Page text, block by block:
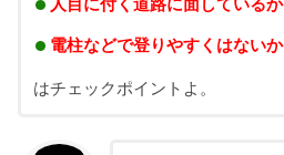
人目に付く道路に面しているか
電柱などで登りやすくはないか
はチェックポイントよ。